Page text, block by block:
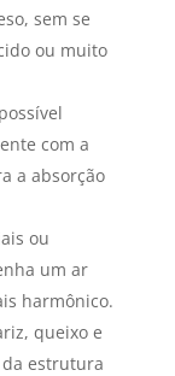
sem se
ou muito
com a
a absorção
ou
um ar
harmônico.
queixo e
estrutura